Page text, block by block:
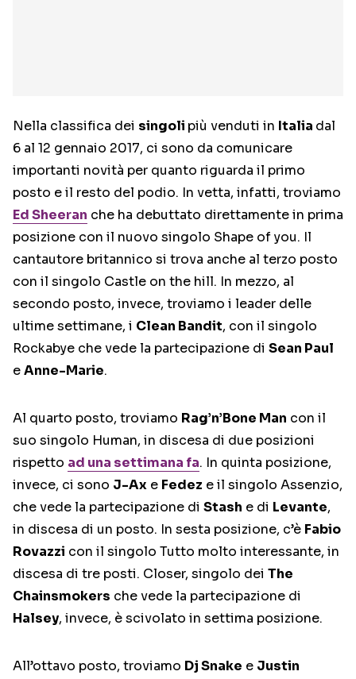
Nella classifica dei singoli più venduti in Italia dal
6 al 12 gennaio 2017, ci sono da comunicare
importanti novità per quanto riguarda il primo
posto e il resto del podio. In vetta, infatti, troviamo
Ed Sheeran che ha debuttato direttamente in prima
posizione con il nuovo singolo Shape of you. Il
cantautore britannico si trova anche al terzo posto
con il singolo Castle on the hill. In mezzo, al
secondo posto, invece, troviamo i leader delle
ultime settimane, i Clean Bandit, con il singolo
Rockabye che vede la partecipazione di Sean Paul
eAnne-Marie.
Al quarto posto, troviamo Rag’n’Bone Man con il
suo singolo Human, in discesa di due posizioni
rispetto ad una settimana fa. In quinta posizione,
invece, ci sono J-Ax e Fedez e il singolo Assenzio,
che vede la partecipazione di Stash e di Levante,
in discesa di un posto. In sesta posizione, c’è Fabio
Rovazzi con il singolo Tutto molto interessante, in
discesa di tre posti. Closer, singolo dei The
Chainsmokers che vede la partecipazione di
Halsey, invece, è scivolato in settima posizione.
All’ottavo posto, troviamo Dj Snake e Justin